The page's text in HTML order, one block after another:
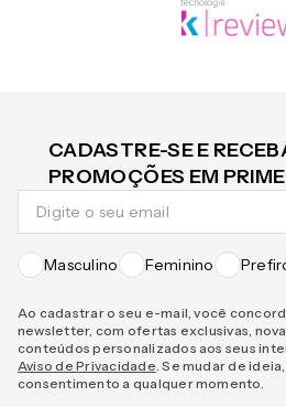
CADASTRE-SE E
PROMOÇÕES EM
Masculino Feminino
Ao cadastrar o seu e-mail, você
newsletter, com ofertas exclusivas,
conteúdos personalizados aos seus
Aviso de Privacidade . Se mudar de
consentimento a qualquer momento.